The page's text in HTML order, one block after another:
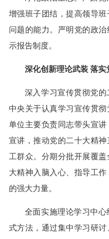
增强班子团结，提高领导
问题的能力。严明党的政
示报告制度。
深化创新理论武装 落
深入学习宣传贯彻党
中央关于认真学习宣传贯
单位主要负责同志带头宣
宣讲，推动党的二十大精
工群众。分期分批开展覆
大精神入脑入心、指导工
的强大力量。
全面实施理论学习中
式方法，通过集中学习研